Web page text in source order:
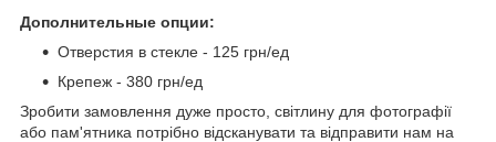
Дополнительные опции:
Отверстия в стекле - 125 грн/ед
Крепеж - 380 грн/ед
Зробити замовлення дуже просто, світлину для фотографії
або пам'ятника потрібно відсканувати та відправити нам на